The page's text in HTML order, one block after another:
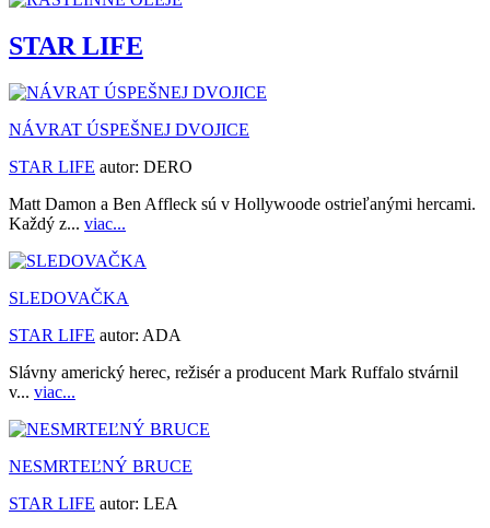
STAR LIFE
NÁVRAT ÚSPEŠNEJ DVOJICE
STAR LIFE autor: DERO
Matt Damon a Ben Affleck sú v Hollywoode ostrieľanými hercami.
Každý z... viac...
SLEDOVAČKA
STAR LIFE autor: ADA
Slávny americký herec, režisér a producent Mark Ruffalo stvárnil
v... viac...
NESMRTEĽNÝ BRUCE
STAR LIFE autor: LEA